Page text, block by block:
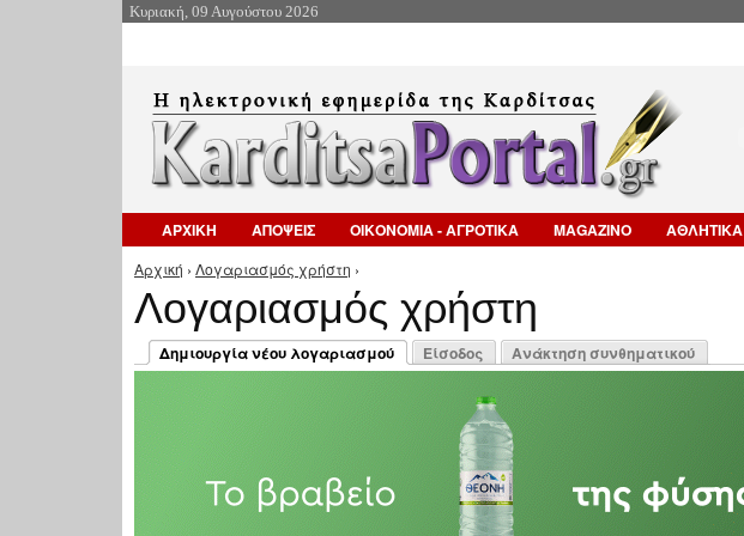
Κυριακή, 09 Αυγούστου 2026
ΑΡΧΙΚΗ ΑΠΟΨΕΙΣ ΟΙΚΟΝΟΜΙΑ - ΑΓΡΟΤΙΚΑ MAGAZINO ΑΘΛΗΤΙΚΑ
Είστε εδώ
Αρχική › Λογαριασμός χρήστη ›
Λογαριασμός χρήστη
Πρωτεύουσες καρτέλες
Δημιουργία νέου λογαριασμού
(ενεργή καρτέλα)
Είσοδος Ανάκτηση συνθηματικού